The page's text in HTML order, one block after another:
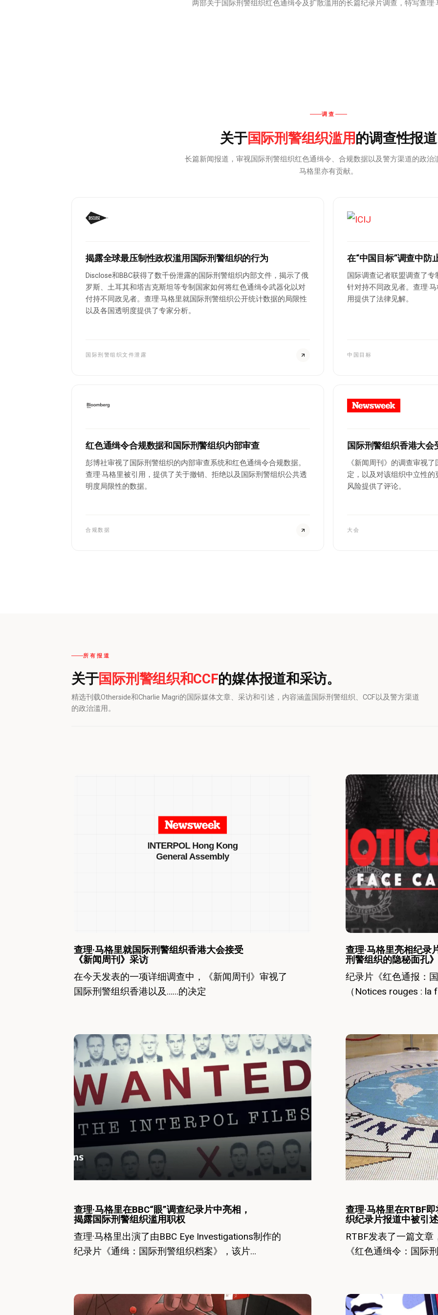
两部关于国际刑警组织红色通缉令及扩散滥用的长篇纪录片调查，特写查理
2026年1月
调查
关于国际刑警组织滥用的调查性报道
长篇新闻报道，审视国际刑警组织红色通缉令、合规数据以及警方渠道的政治
马格里亦有贡献。
揭露全球最压制性政权滥用国际刑警组织的行为
Disclose和BBC获得了数千份泄露的国际刑警组织内部文件，揭示了俄
罗斯、土耳其和塔吉克斯坦等专制国家如何将红色通缉令武器化以对
付持不同政见者。查理·马格里就国际刑警组织公开统计数据的局限性
以及各国透明度提供了专家分析。
国际刑警组织文件泄露
在“中国目标”调查中防
国际调查记者联盟调查了
针对持不同政见者。查理·
用提供了法律见解。
中国目标
红色通缉令合规数据和国际刑警组织内部审查
彭博社审视了国际刑警组织的内部审查系统和红色通缉令合规数据。
查理·马格里被引用，提供了关于撤销、拒绝以及国际刑警组织公共透
明度局限性的数据。
合规数据
国际刑警组织香港大会
《新闻周刊》的调查审视
定，以及对该组织中立性
风险提供了评论。
大会
所有报道
关于国际刑警组织和CCF的媒体报道和采访。
精选刊载Otherside和Charlie Magri的国际媒体文章、采访和引述，内容涵盖国际刑警组织、CCF以及警方渠道
的政治滥用。
警
组
织
香
大
会
接
受
《新
闻
周
刊》
采
访
查理·马格里就国际刑警组织香港大会接受
《新闻周刊》采访
在今天发表的一项详细调查中，《新闻周刊》审视了
国际刑警组织香港以及……的决定
查
理
·
马
格
里
亮
相
纪
录
片
《红
色
通
国
际
刑
警
组
织
的
隐
秘
面
查理·马格里亮相纪录
刑警组织的隐秘面孔》
纪录片《红色通报：
（Notices rouges :
查
理
·
马
格
里
BBC“眼”
纪
录
片
中
相，
揭
查理·马格里在BBC“眼”调查纪录片中亮相，
揭露国际刑警组织滥用职权
查理·马格里出演了由BBC Eye Investigations制作的
纪录片《通缉：国际刑警组织档案》，该片…
查
理
·
马
格
里
在
RTBF
即
播
出
的
国
刑
警
查理·马格里在RTBF
织纪录片报道中被引述
RTBF发表了一篇文
《红色通缉令：国际
Charlie
Charlie